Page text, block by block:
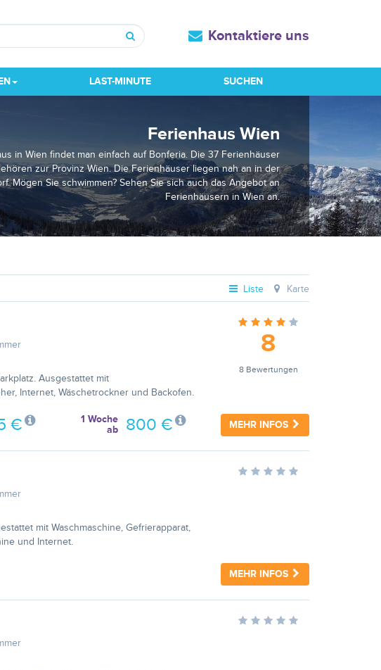
Suchen
Kontaktiere uns
LAST-MINUTE SUCHEN
Ferienhaus Wien
in Wien findet man einfach auf Bonferia. Die 37 Ferienhäuser
zur Provinz Wien. Die Ferienhäuser liegen nah an in der
Mögen Sie schwimmen? Sehen Sie sich auch das Angebot an
Ferienhäusern in Wien an.
Liste Karte
Ausgestattet mit
Internet, Wäschetrockner und Backofen.
8
8 Bewertungen
MEHR INFOS
1 Woche
ab
800 €
€
mit Waschmaschine, Gefrierapparat,
und Internet.
MEHR INFOS